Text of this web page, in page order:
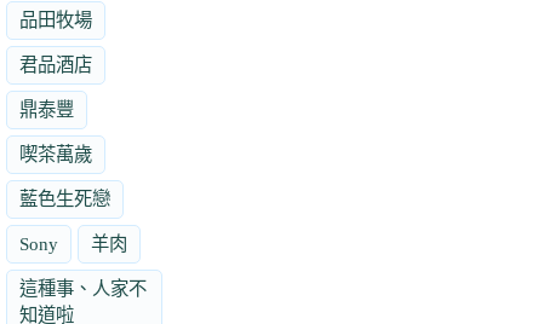
品田牧場
君品酒店
鼎泰豐
喫茶萬歲
藍色生死戀
Sony 羊肉
這種事、人家不
知道啦